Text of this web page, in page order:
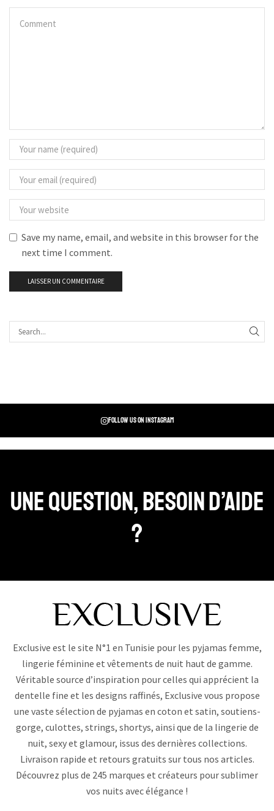
Save my name, email, and website in this browser for the
next time I comment.
Follow us on instagram
Une question, Besoin d’aide
?
Exclusive est le site N°1 en Tunisie pour les pyjamas femme,
lingerie féminine et vêtements de nuit haut de gamme.
Véritable source d’inspiration pour celles qui apprécient la
dentelle fine et les designs raffinés, Exclusive vous propose
une vaste sélection de pyjamas en coton et satin, soutiens-
gorge, culottes, strings, shortys, ainsi que de la lingerie de
nuit, sexy et glamour, issus des dernières collections.
Livraison rapide et retours gratuits sur tous nos articles.
Découvrez plus de 245 marques et créateurs pour sublimer
vos nuits avec élégance !